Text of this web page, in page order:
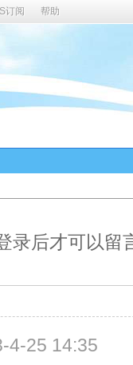
订阅 帮助
录后才可以留
4-25 14:35